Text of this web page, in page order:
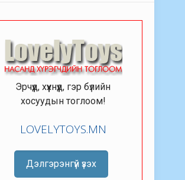
Эрчүүд, хүүхнүүд, гэр бүлийн
хосуудын тоглоом!
LOVELYTOYS.MN
Дэлгэрэнгүй үзэх